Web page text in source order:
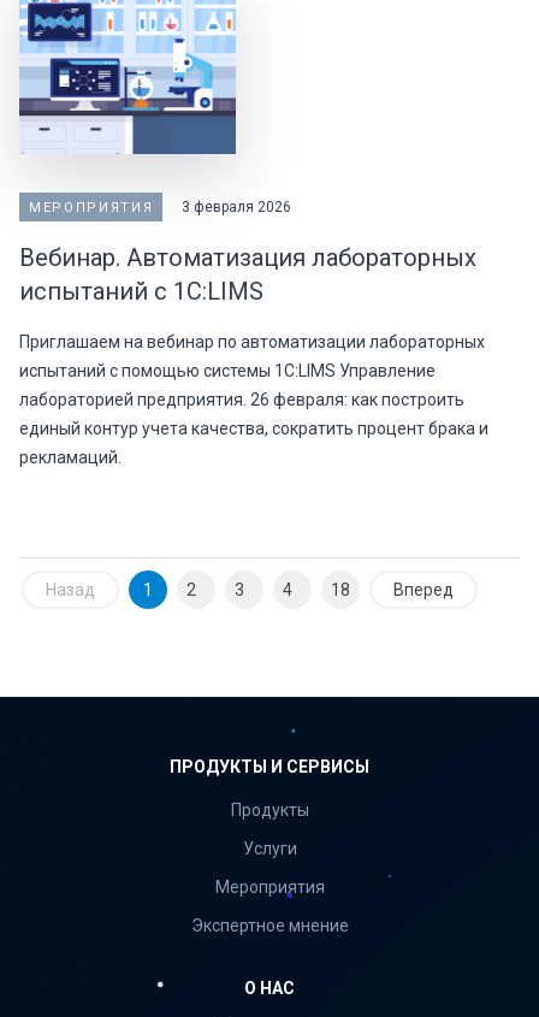
МЕРОПРИЯТИЯ 3 февраля 2026
Вебинар. Автоматизация лабораторных
испытаний с 1С:LIMS
Приглашаем на вебинар по автоматизации лабораторных
испытаний с помощью системы 1С:LIMS Управление
лабораторией предприятия. 26 февраля: как построить
единый контур учета качества, сократить процент брака и
рекламаций.
Назад 1 2 3 4 18 Вперед
ПРОДУКТЫ И СЕРВИСЫ
Продукты
Услуги
Мероприятия
Экспертное мнение
О НАС